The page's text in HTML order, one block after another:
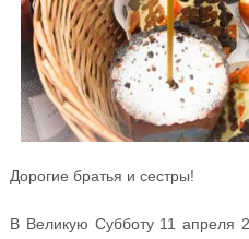
Дорогие братья и сестры!
В Великую Субботу 11 апреля